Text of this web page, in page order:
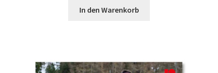
In den Warenkorb